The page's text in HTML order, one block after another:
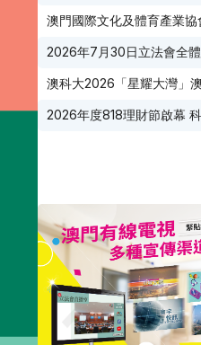
澳門國際文化及體育產業
向葡西語市場
2026年7月30日立法會全
澳科大2026「星耀大灣」
2026年度818理財節啟幕